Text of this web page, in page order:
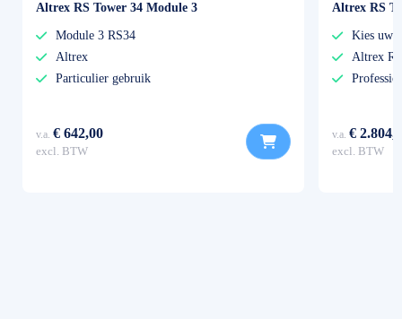
Altrex RS Tower 34 Module 3
Module 3 RS34
Altrex
Particulier gebruik
v.a. € 642,00
excl. BTW
Altrex RS
Kies uw
Altrex
v.a. €
excl. BTW